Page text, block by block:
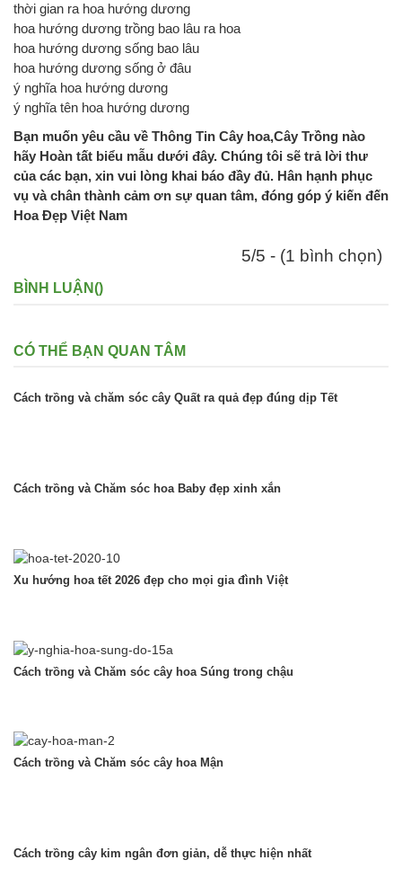
thời gian ra hoa hướng dương
hoa hướng dương trồng bao lâu ra hoa
hoa hướng dương sống bao lâu
hoa hướng dương sống ở đâu
ý nghĩa hoa hướng dương
ý nghĩa tên hoa hướng dương
Bạn muốn yêu cầu về Thông Tin Cây hoa,Cây Trồng nào
hãy Hoàn tất biểu mẫu dưới đây. Chúng tôi sẽ trả lời thư
của các bạn, xin vui lòng khai báo đầy đủ. Hân hạnh phục
vụ và chân thành cảm ơn sự quan tâm, đóng góp ý kiến đến
Hoa Đẹp Việt Nam
5/5 - (1 bình chọn)
BÌNH LUẬN()
CÓ THỂ BẠN QUAN TÂM
Cách trồng và chăm sóc cây Quất ra quả đẹp đúng dịp Tết
Cách trồng và Chăm sóc hoa Baby đẹp xinh xắn
Xu hướng hoa tết 2026 đẹp cho mọi gia đình Việt
Cách trồng và Chăm sóc cây hoa Súng trong chậu
Cách trồng và Chăm sóc cây hoa Mận
Cách trồng cây kim ngân đơn giản, dễ thực hiện nhất